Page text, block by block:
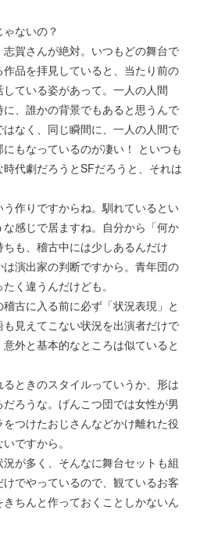
ないの？
賀さんが絶対。いつもどの舞台で
品を拝見していると、当たり前の
ている姿があって。一人の人間
、誰かの背景でもあると思うんで
なく、同じ瞬間に、一人の人間で
もなっているのが凄い！ といつも
代劇だろうとSFだろうと、それは
作りですからね。馴れているとい
感じで居ますね。自分から「何か
も、稽古中には少しあるんだけ
演出家の判断ですから。青年団の
く違うんだけども。
古に入る前に必ず「状況表現」と
見えてこない状況を出演者だけで
外と基本的なところは似ていると
ときのスタイルっていうか、形は
ろうな。げんこつ団では女性が男
つけたおじさんなどかけ離れた役
ですから。
が多く、そんなに舞台セットも組
でやっているので、観ているお客
ちんと作っておくことしかないん